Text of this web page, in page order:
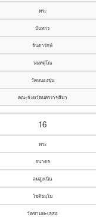
พระ
นันทกร
จินดารักษ์
นนฺทคุโณ
วัดหนองขุ่น
คณะจังหวัดนครราชสีมา
16
พระ
ธนาดล
ลมสูงเนิน
โชติธมฺโม
วัดขามทะเลสอ